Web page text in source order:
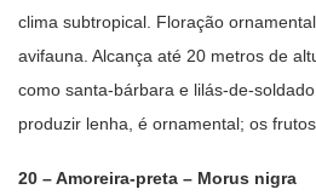
clima subtropical. Floração
avifauna. Alcança até 20 metros de
como santa-bárbara e lilás-de-
produzir lenha, é ornamental; os
20 – Amoreira-preta – Morus nigra